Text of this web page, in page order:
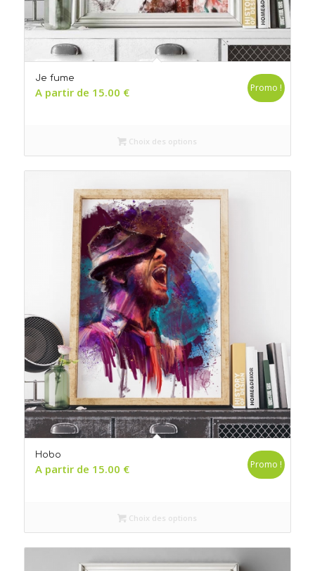
Je fume
A partir de 15.00 € Promo !
Choix des options
Hobo
A partir de 15.00 € Promo !
Choix des options